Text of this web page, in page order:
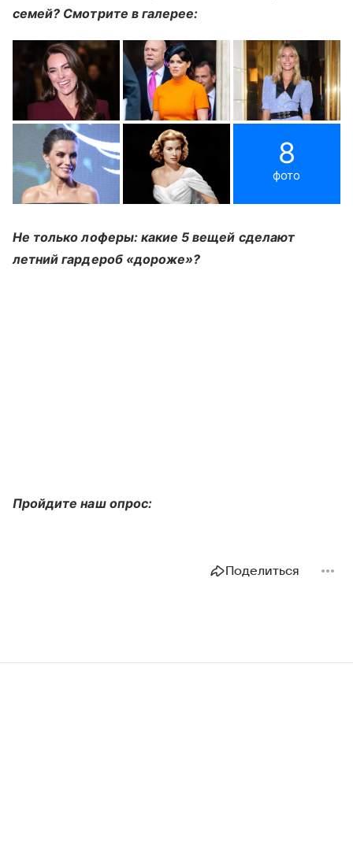
семей? Смотрите в галерее:
8
фото
Не только лоферы: какие 5 вещей сделают
летний гардероб «дороже»?
Пройдите наш опрос:
Поделиться